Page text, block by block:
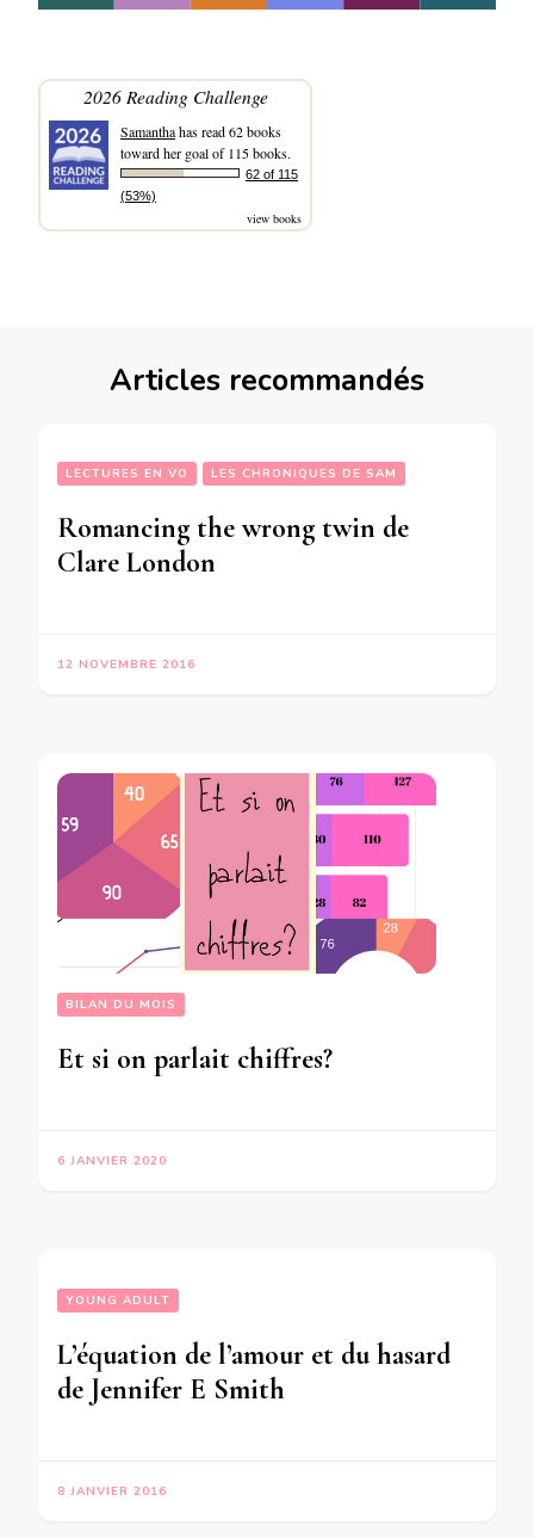
2026 Reading Challenge
Samanthahas read 62 books
toward her goal of 115 books.
62 of 115
(53%)
view books
Articles recommandés
LECTURES EN VO LES CHRONIQUES DE SAM
Romancing the wrong twin de
Clare London
12 NOVEMBRE 2016
BILAN DU MOIS
Et si on parlait chiffres?
6 JANVIER 2020
YOUNG ADULT
L’équation de l’amour et du hasard
de Jennifer E Smith
8 JANVIER 2016